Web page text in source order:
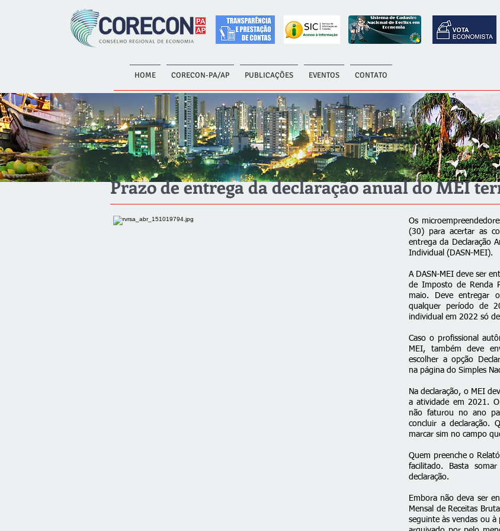
HOME CORECON-PA/AP PUBLICAÇÕES EVENTOS CONTATO
Prazo de entrega da declaração anual do MEI
Os
(30) para acertar as
entrega da Declaração
Individual (DASN-MEI).
A DASN-MEI deve ser
de Imposto de Renda
maio. Deve entregar
qualquer período de
individual em 2022 só
Caso o profissional
MEI, também deve
escolher a opção
na página do Simples
Na declaração, o MEI
a atividade em 2021.
não faturou no ano
concluir a declaração.
marcar sim no campo
Quem preenche o
facilitado. Basta
declaração.
Embora não deva ser
Mensal de Receitas
seguinte às vendas ou à